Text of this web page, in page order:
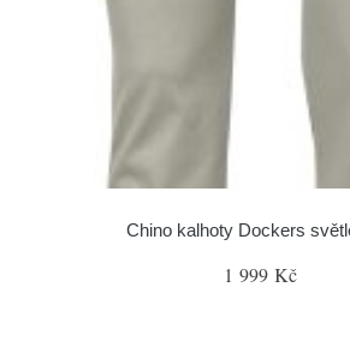
Chino kalhoty Dockers
1 999 Kč